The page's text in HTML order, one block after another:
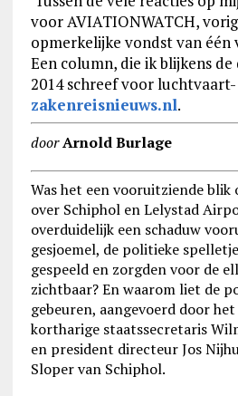
voor AVIATIONWATCH,
opmerkelijke vondst van één
Een column, die ik blijkens
2014 schreef voor luchtvaart-
zakenreisnieuws.nl.
door Arnold Burlage
Was het een vooruitziende blik
over Schiphol en Lelystad
overduidelijk een schaduw
gesjoemel, de politieke
gespeeld en zorgden voor de
zichtbaar? En waarom liet de
gebeuren, aangevoerd door
kortharige staatssecretaris
en president directeur Jos
Sloper van Schiphol.